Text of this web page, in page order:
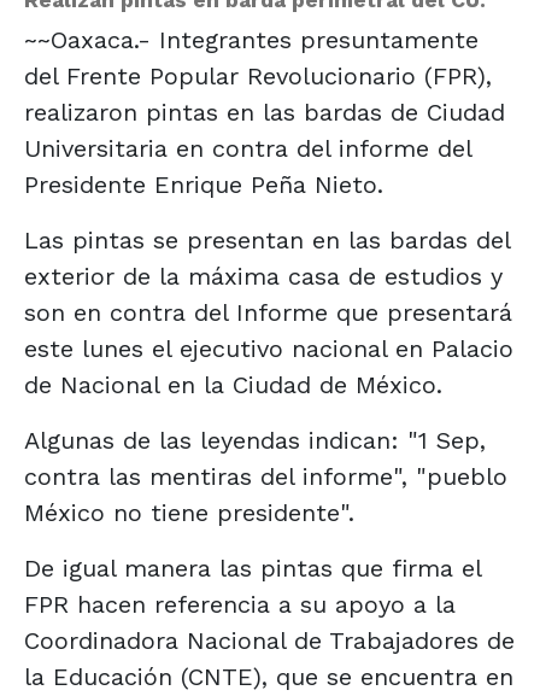
~~Oaxaca.- Integrantes presuntamente
del Frente Popular Revolucionario (FPR),
realizaron pintas en las bardas de Ciudad
Universitaria en contra del informe del
Presidente Enrique Peña Nieto.
Las pintas se presentan en las bardas del
exterior de la máxima casa de estudios y
son en contra del Informe que presentará
este lunes el ejecutivo nacional en Palacio
de Nacional en la Ciudad de México.
Algunas de las leyendas indican: "1 Sep,
contra las mentiras del informe", "pueblo
México no tiene presidente".
De igual manera las pintas que firma el
FPR hacen referencia a su apoyo a la
Coordinadora Nacional de Trabajadores de
la Educación (CNTE), que se encuentra en